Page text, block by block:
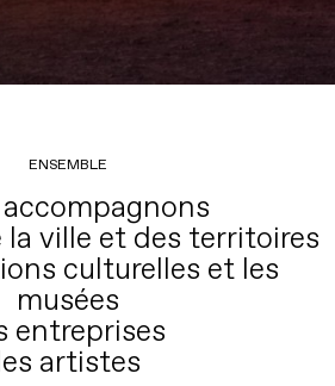
ENSEMBLE
la ville et des territoires
culturelles et les
musées
entreprises
artistes